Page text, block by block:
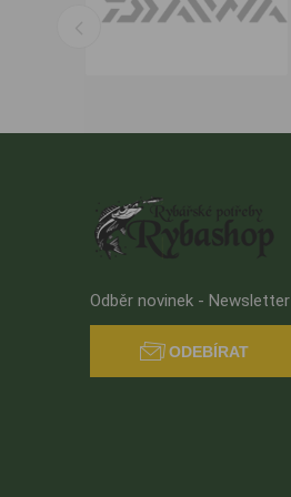
Odběr novinek - Newsletter
ODEBÍRAT